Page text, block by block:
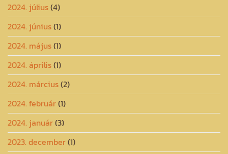
2024. július(4)
2024. június(1)
2024. május(1)
2024. április(1)
2024. március(2)
2024. február(1)
2024. január(3)
2023. december(1)